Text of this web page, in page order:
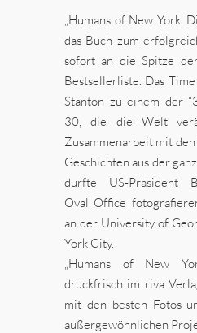
„Humans of New York.
das Buch zum
sofort an die Spitze
Bestsellerliste. Das
Stanton zu einem der
30, die die Welt
Zusammenarbeit mit
Geschichten aus der
durfte US-Präsident
Oval Office
an der University of
York City.
„Humans of New
druckfrisch im riva
mit den besten Fotos
außergewöhnlichen